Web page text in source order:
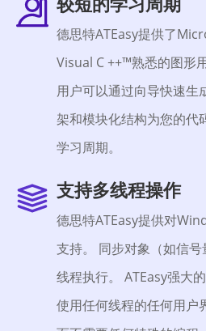
德思特ATEasy提供了
Visual C ++™熟悉的图形
用户可以通过向导快速生
架和模块化结构为您的代
学习周期。
支持多线程操作
德思特ATEasy提供对
支持。 同步对象（如信
线程执行。 ATEasy强大
使用任何线程的任何用户